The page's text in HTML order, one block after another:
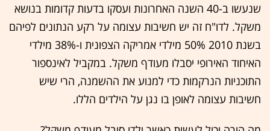
שנעשו ב-40 השנה האחרונות ועסקו בדעות קדומות בנושא
משקל. לדו"ח זה יש חשיבות עצומה על רקע הנתונים לפיהם
בשנת 2010 50% מילדי אמריקה הצפונית ו-38% מילדי
האיחוד האירופי יסבלו מעודף משקל. במקביל לאינספור
התוכניות הנרקמות כדי למנוע את ההשמנה, הרי שיש
חשיבות עצומה לאופן בו נגן על הילדים הללו.